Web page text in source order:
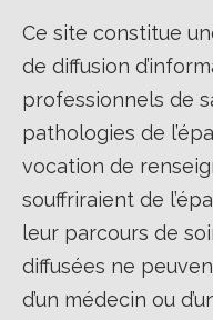
Ce site constitue
de diffusion
professionnels de
pathologies de
vocation de
souffriraient de
leur parcours de
diffusées ne
d’un médecin ou